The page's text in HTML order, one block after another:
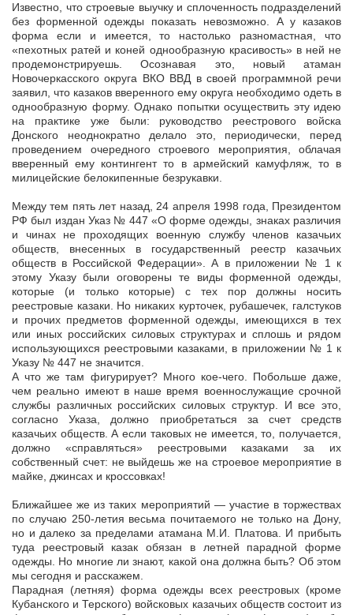
Известно, что строевые выучку и сплоченность подразделений
без форменной одежды показать невозможно. А у казаков
форма если и имеется, то настолько разномастная, что
«пехотных ратей и коней однообразную красивость» в ней не
продемонстрируешь. Осознавая это, новый атаман
Новочеркасского округа ВКО ВВД в своей программной речи
заявил, что казаков вверенного ему округа необходимо одеть в
однообразную форму. Однако попытки осуществить эту идею
на практике уже были: руководство реестрового войска
Донского неоднократно делало это, периодически, перед
проведением очередного строевого мероприятия, облачая
вверенный ему контингент то в армейский камуфляж, то в
милицейские белокипенные безрукавки.
Между тем пять лет назад, 24 апреля 1998 года, Президентом
РФ был издан Указ № 447 «О форме одежды, знаках различия
и чинах не проходящих военную службу членов казачьих
обществ, внесенных в государственный реестр казачьих
обществ в Российской Федерации». А в приложении № 1 к
этому Указу были оговорены те виды форменной одежды,
которые (и только которые) с тех пор должны носить
реестровые казаки. Но никаких курточек, рубашечек, галстуков
и прочих предметов форменной одежды, имеющихся в тех
или иных российских силовых структурах и сплошь и рядом
использующихся реестровыми казаками, в приложении № 1 к
Указу № 447 не значится.
А что же там фигурирует? Много кое-чего. Побольше даже,
чем реально имеют в наше время военнослужащие срочной
службы различных российских силовых структур. И все это,
согласно Указа, должно приобретаться за счет средств
казачьих обществ. А если таковых не имеется, то, получается,
должно «справляться» реестровыми казаками за их
собственный счет: не выйдешь же на строевое мероприятие в
майке, джинсах и кроссовках!
Ближайшее же из таких мероприятий — участие в торжествах
по случаю 250-летия весьма почитаемого не только на Дону,
но и далеко за пределами атамана М.И. Платова. И прибыть
туда реестровый казак обязан в летней парадной форме
одежды. Но многие ли знают, какой она должна быть? Об этом
мы сегодня и расскажем.
Парадная (летняя) форма одежды всех реестровых (кроме
Кубанского и Терского) войсковых казачьих обществ состоит из